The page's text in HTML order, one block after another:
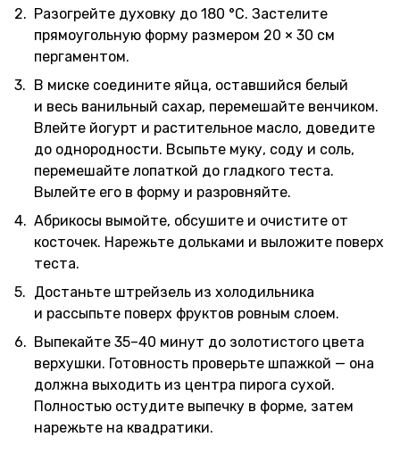
Разогрейте духовку до 180 °C. Застелите
прямоугольную форму размером 20 × 30 см
пергаментом.
В миске соедините яйца, оставшийся белый
и весь ванильный сахар, перемешайте венчиком.
Влейте йогурт и растительное масло, доведите
до однородности. Всыпьте муку, соду и соль,
перемешайте лопаткой до гладкого теста.
Вылейте его в форму и разровняйте.
Абрикосы вымойте, обсушите и очистите от
косточек. Нарежьте дольками и выложите поверх
теста.
Достаньте штрейзель из холодильника
и рассыпьте поверх фруктов ровным слоем.
Выпекайте 35–40 минут до золотистого цвета
верхушки. Готовность проверьте шпажкой — она
должна выходить из центра пирога сухой.
Полностью остудите выпечку в форме, затем
нарежьте на квадратики.